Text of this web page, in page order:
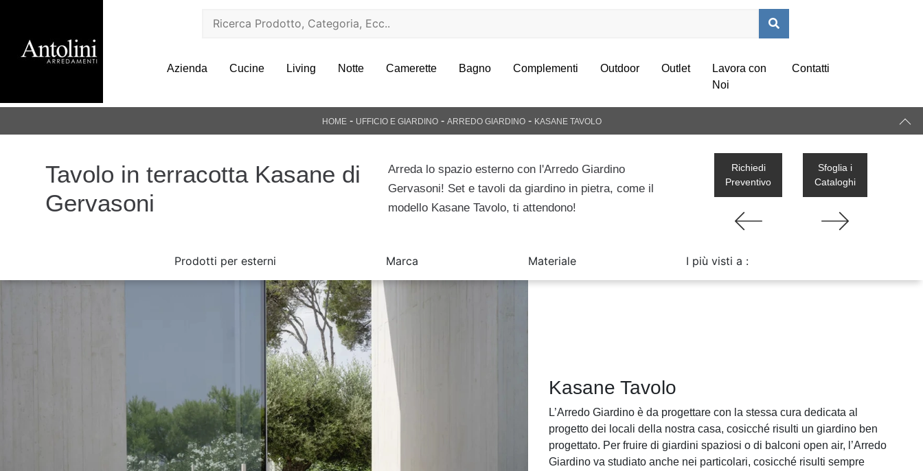
Azienda Cucine Living Notte Camerette Bagno Complementi Outdoor Outlet
Lavora con
Noi
Contatti
HOME- UFFICIO E GIARDINO- ARREDO GIARDINO - KASANE TAVOLO
Tavolo in terracotta Kasane di
Gervasoni
Arreda lo spazio esterno con l'Arredo Giardino
Gervasoni! Set e tavoli da giardino in pietra, come il
modello Kasane Tavolo, ti attendono!
Richiedi
Preventivo
Sfoglia i
Cataloghi
Prodotti per esterni Marca Materiale I più visti a :
Kasane Tavolo
L’Arredo Giardino è da progettare con la stessa cura dedicata al
progetto dei locali della nostra casa, cosicché risulti un giardino ben
progettato. Per fruire di giardini spaziosi o di balconi open air, l’Arredo
Giardino va studiato anche nei particolari, cosicché risulti sempre